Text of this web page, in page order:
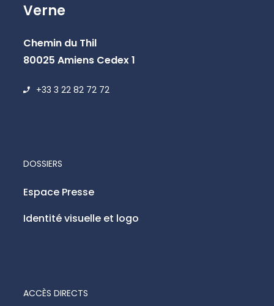
Verne
Chemin du Thil
80025 Amiens Cedex 1
+33 3 22 82 72 72
ACCÈS DIRECTS
DOSSIERS
Espace Presse
Identité visuelle et logo